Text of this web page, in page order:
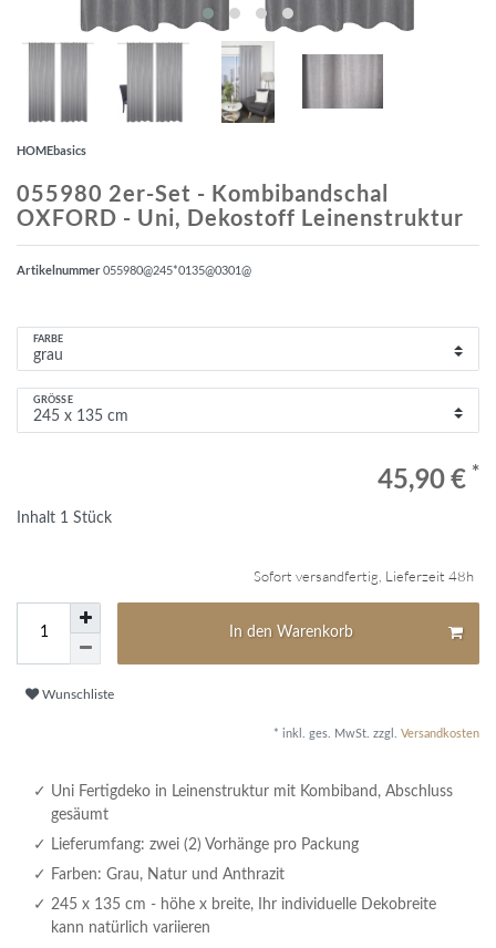
HOMEbasics
055980 2er-Set - Kombibandschal
OXFORD - Uni, Dekostoff Leinenstruktur
Artikelnummer055980@245*0135@0301@
FARBE
GRÖSSE
45,90 € *
Inhalt 1 Stück
Sofort versandfertig, Lieferzeit 48h
In den Warenkorb
Wunschliste
* inkl. ges. MwSt. zzgl. Versandkosten
Uni Fertigdeko in Leinenstruktur mit Kombiband, Abschluss
gesäumt
Lieferumfang: zwei (2) Vorhänge pro Packung
Farben: Grau, Natur und Anthrazit
245 x 135 cm - höhe x breite, Ihr individuelle Dekobreite
kann natürlich variieren